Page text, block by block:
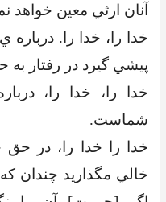
آنان ارثي معين خواهد
خدا را، خدا را. درباره
پيشي گيرد در رفتار به
خدا را، خدا را،
شماست.
خدا را خدا را، در حق
خالي مگذاريد چندان